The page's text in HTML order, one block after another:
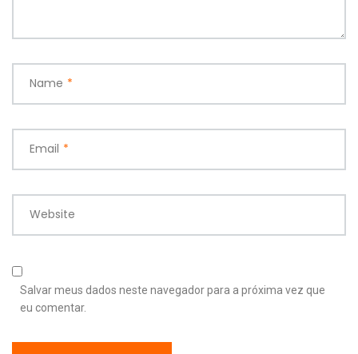
Name *
Email *
Website
Salvar meus dados neste navegador para a próxima vez que
eu comentar.